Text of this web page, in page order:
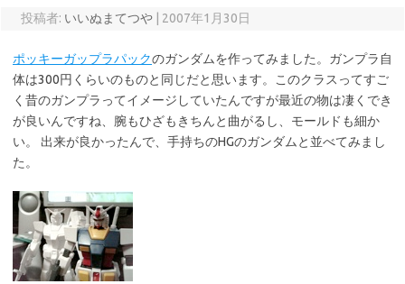
投稿者: いいぬまてつや 2007年1月30日
ポッキーガップラパックのガンダムを作ってみました。ガンプラ自
体は300円くらいのものと同じだと思います。このクラスってすご
く昔のガンプラってイメージしていたんですが最近の物は凄くでき
が良いんですね、腕もひざもきちんと曲がるし、モールドも細か
い。 出来が良かったんで、手持ちのHGのガンダムと並べてみまし
た。